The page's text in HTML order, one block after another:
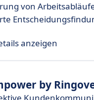
von
anzeigen
by